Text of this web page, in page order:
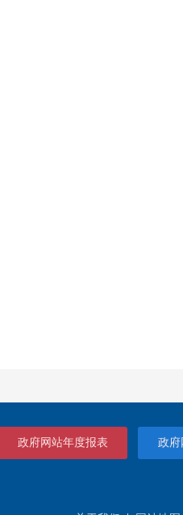
政府网站年度报表 政府